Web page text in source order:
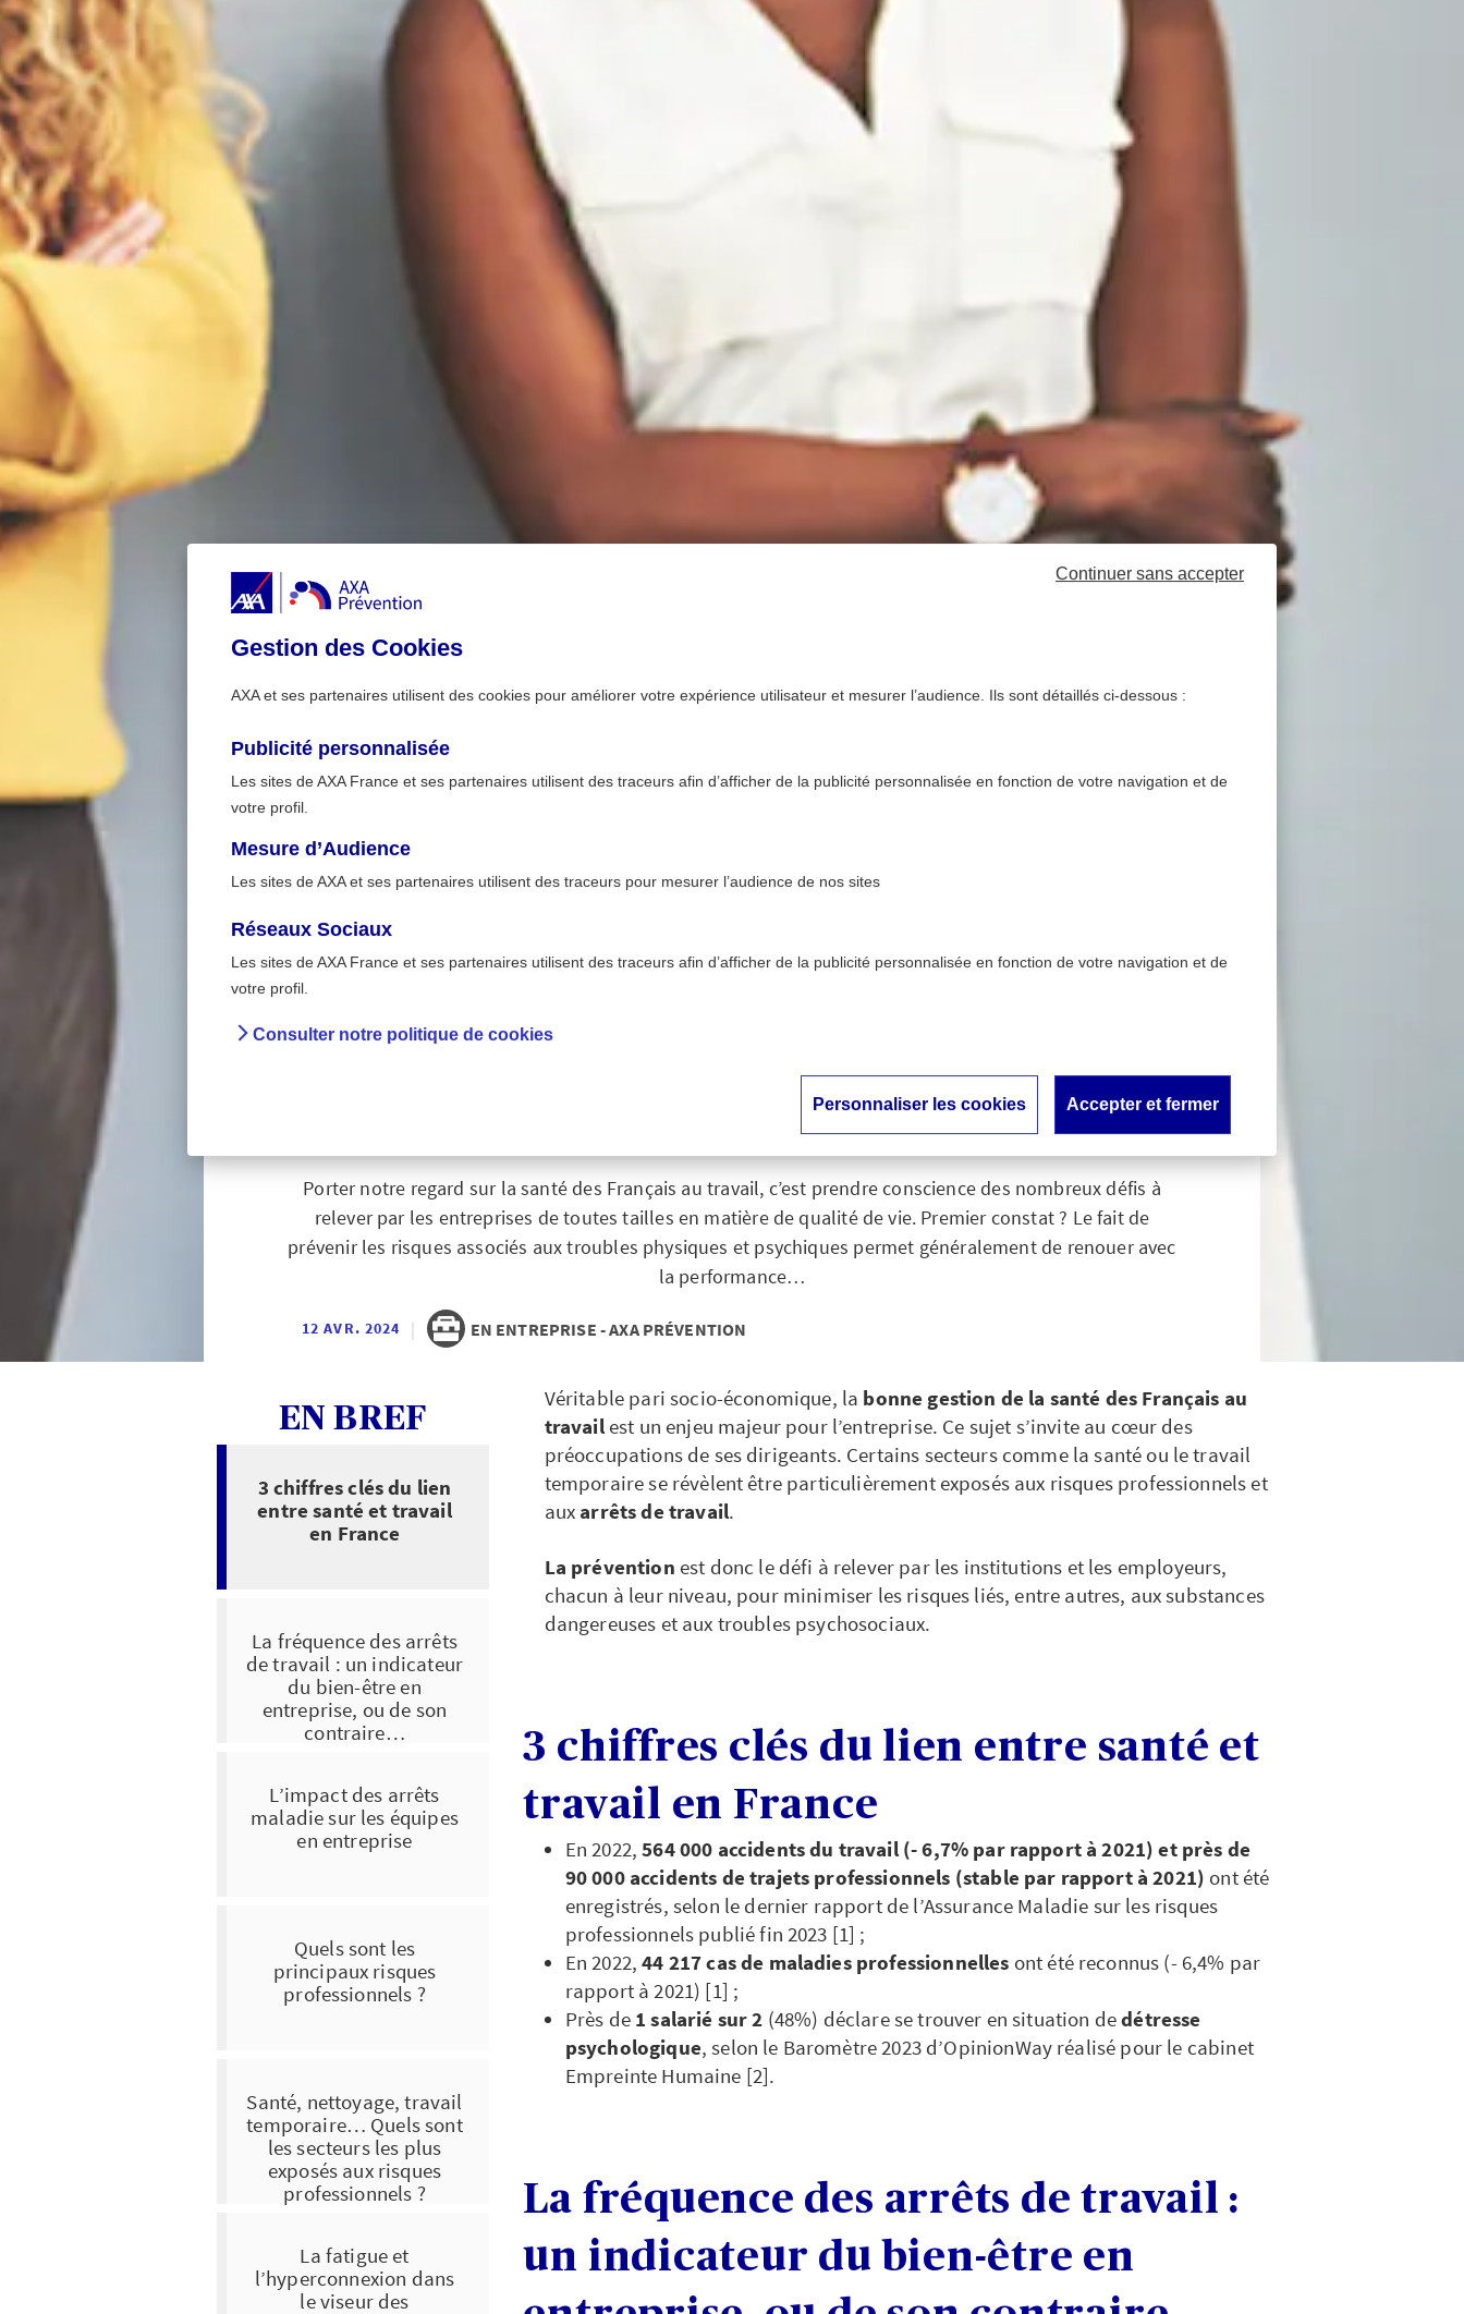
Accueil
Santé des Français au travail : tour
d’horizon en 2024
Porter notre regard sur la santé des Français au travail, c’est prendre conscience des nombreux défis à
relever par les entreprises de toutes tailles en matière de qualité de vie. Premier constat ? Le fait de
prévenir les risques associés aux troubles physiques et psychiques permet généralement de renouer avec
la performance…
12 AVR. 2024 | EN ENTREPRISE - AXA PRÉVENTION
EN BREF
3 chiffres clés du lien
entre santé et travail
en France
La fréquence des arrêts
de travail : un indicateur
du bien-être en
entreprise, ou de son
contraire…
L’impact des arrêts
maladie sur les équipes
en entreprise
Quels sont les
principaux risques
professionnels ?
Santé, nettoyage, travail
temporaire… Quels sont
les secteurs les plus
exposés aux risques
professionnels ?
La fatigue et
l’hyperconnexion dans
le viseur des
Véritable pari socio-économique, la bonne gestion de la santé des Français au
travail est un enjeu majeur pour l’entreprise. Ce sujet s’invite au cœur des
préoccupations de ses dirigeants. Certains secteurs comme la santé ou le travail
temporaire se révèlent être particulièrement exposés aux risques professionnels et
aux arrêts de travail.
La prévention est donc le défi à relever par les institutions et les employeurs,
chacun à leur niveau, pour minimiser les risques liés, entre autres, aux substances
dangereuses et aux troubles psychosociaux.
3 chiffres clés du lien entre santé et
travail en France
En 2022,564 000 accidents du travail (- 6,7% par rapport à 2021) et près de
90 000 accidents de trajets professionnels (stable par rapport à 2021) ont été
enregistrés, ­­­selon le dernier rapport de l’Assurance Maladie sur les risques
professionnels publié fin 2023 [1] ;
En 2022,44 217 cas de maladies professionnelles ont été reconnus (- 6,4% par
rapport à 2021) [1] ;
Près de 1 salarié sur 2 (48%) déclare se trouver en situation dedétresse
psychologique, selon le Baromètre 2023 d’OpinionWay réalisé pour le cabinet
Empreinte Humaine [2].
La fréquence des arrêts de travail :
un indicateur du bien-être en
Gestion des Cookies
AXA et ses partenaires utilisent des cookies pour améliorer votre expérience utilisateur et mesurer l’audience. Ils sont détaillés ci-dessous :
Publicité personnalisée
Les sites de AXA France et ses partenaires utilisent des traceurs afin d’afficher de la publicité personnalisée en fonction de votre navigation et de
votre profil.
Mesure d’Audience
Les sites de AXA et ses partenaires utilisent des traceurs pour mesurer l’audience de nos sites
Réseaux Sociaux
Les sites de AXA France et ses partenaires utilisent des traceurs afin d’afficher de la publicité personnalisée en fonction de votre navigation et de
votre profil.
Consulter notre politique de cookies
Continuer sans accepter
Personnaliser les cookies Accepter et fermer